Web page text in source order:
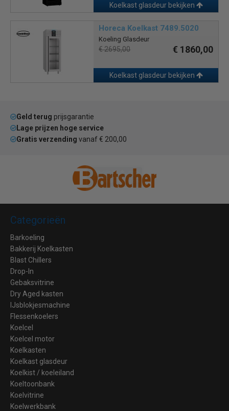
Koelkast glasdeur bekijken
Horeca Koelkast 7489.5020
Koeling Glasdeur
€ 2695,00 € 1860,00
Koelkast glasdeur bekijken
Geld terug prijsgarantie
Lage prijzen hoge service
Gratis verzending vanaf € 200,00
Categorieën
Barkoeling
Bakkerij Koelkasten
Blast Chillers
Drop-In
Gebaksvitrine
Dry Aged kasten
IJsblokjesmachine
Flessenkoelers
Koelcel
Koelcel motor
Koelkasten
Koelkast glasdeur
Koelkist / koeleiland
Koeltoonbank
Koelvitrine
Koelwerkbank